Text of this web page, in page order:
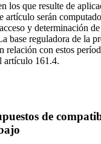
los que resulte de
artículo serán
y determinación
base reguladora de la
relación con estos
artículo 161.4.
de